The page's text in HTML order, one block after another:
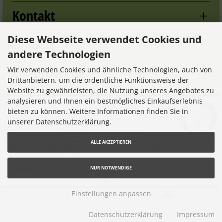
Einsatzfähigkeit als Alkali-Batterien
leerem oder in fast vollem Zusant wieder aufgeladen
werden
liefert über einen langen Zeitraum Energie und
spart dabei Kosten
Technische Daten /Specifications
Panasonic eneloop Pro BK-4HCCE/BF1
Format /Size: AAA / Micro / R3
Typ. Kapazität /Typ. Capacity: 950mAh
Min. Kapazität /Min. Capacity: 900mAh
Voltage: 1,2V
Kontakt
Zahlung
Zertifizierung
Akku-Service © 2026 |Ihren eShop gibt es bei
Diese Webseite verwendet Cookies und
andere Technologien
Wir verwenden Cookies und ähnliche Technologien, auch von
Drittanbietern, um die ordentliche Funktionsweise der
Website zu gewährleisten, die Nutzung unseres Angebotes zu
analysieren und Ihnen ein bestmögliches Einkaufserlebnis
bieten zu können. Weitere Informationen finden Sie in
unserer Datenschutzerklärung.
ALLE AKZEPTIEREN
NUR NOTWENDIGE
Einstellungen anpassen
Datenschutzerklärung Impressum